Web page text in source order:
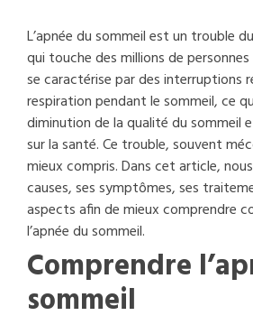
L’apnée du sommeil est un trouble
qui touche des millions de personnes
se caractérise par des interruptions
respiration pendant le sommeil, ce
diminution de la qualité du sommeil
sur la santé. Ce trouble, souvent
mieux compris. Dans cet article,
causes, ses symptômes, ses
aspects afin de mieux comprendre
l’apnée du sommeil.
Comprendre
sommeil